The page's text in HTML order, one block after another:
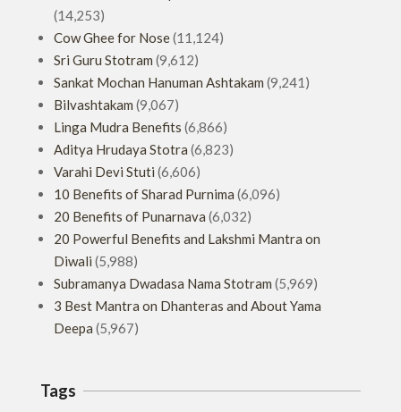
(14,253)
Cow Ghee for Nose(11,124)
Sri Guru Stotram (9,612)
Sankat Mochan Hanuman Ashtakam (9,241)
Bilvashtakam (9,067)
Linga Mudra Benefits (6,866)
Aditya Hrudaya Stotra (6,823)
Varahi Devi Stuti (6,606)
10 Benefits of Sharad Purnima (6,096)
20 Benefits of Punarnava (6,032)
20 Powerful Benefits and Lakshmi Mantra on
Diwali (5,988)
Subramanya Dwadasa Nama Stotram (5,969)
3 Best Mantra on Dhanteras and About Yama
Deepa (5,967)
Tags